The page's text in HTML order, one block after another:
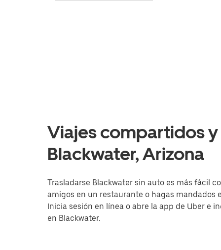
Viajes compartidos
Blackwater, Arizona
Trasladarse Blackwater sin auto es más fácil
amigos en un restaurante o hagas mandados
Inicia sesión en línea o abre la app de Uber e
en Blackwater.